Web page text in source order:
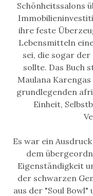
Schönheitssalons
ihre feste
Lebensmitteln
sei, die sogar
sollte. Das Buch
Maulana
grundlegenden
Einheit,
Es war ein
dem
Eigenständigkeit
der schwarzen
aus der "Soul